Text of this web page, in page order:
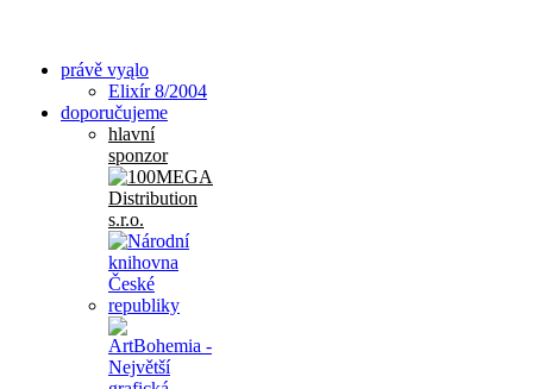
právě vyąlo
Elixír 8/2004
doporučujeme
hlavní
sponzor